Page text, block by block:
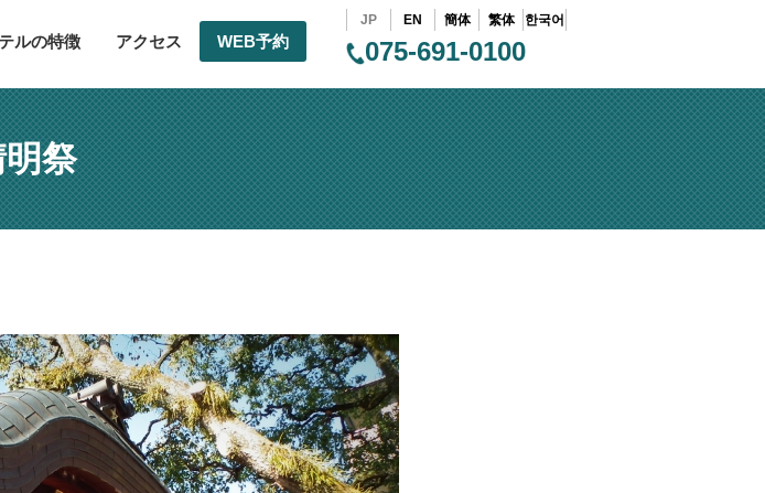
ルの特徴 アクセス WEB予約
JP EN 簡体 繁体 한국어
075-691-0100
祭